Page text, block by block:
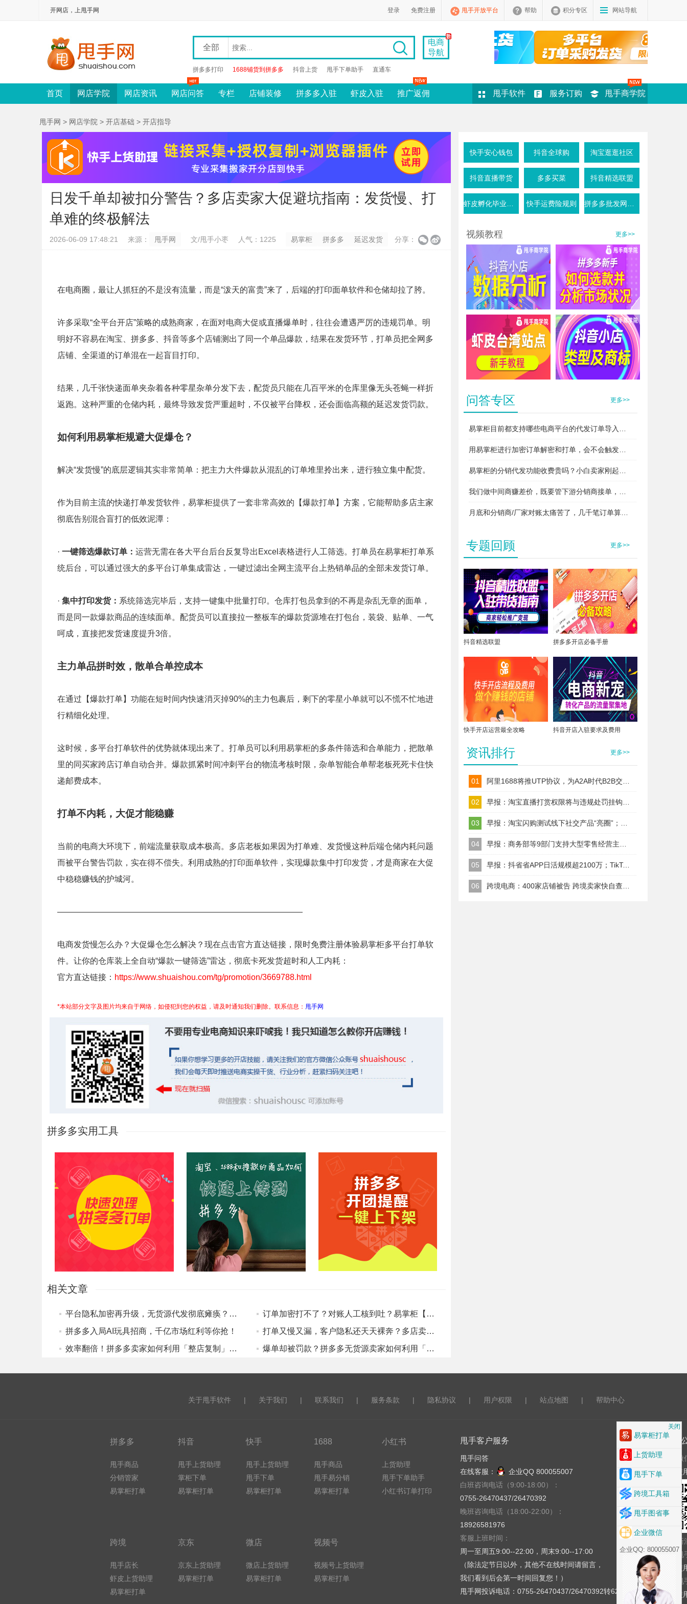
开网店，上甩手网 登录 免费注册 甩手开放平台 帮助 积分专区 网站导航
全部
拼多多打印 1688铺货到拼多多 抖音上货 甩手下单助手 直通车
电商
导航
首页 网店学院 网店资讯 网店问答 专栏 店铺装修 拼多多入驻 虾皮入驻 推广返佣 甩手软件 服务订购 甩手商学院
甩手网 > 网店学院 > 开店基础 > 开店指导
日发千单却被扣分警告？多店卖家大促避坑指南：发货慢、打
单难的终极解法
2026-06-09 17:48:21 来源： 甩手网 文/甩手小枣 人气：1225 易掌柜 拼多多 延迟发货 分享：
在电商圈，最让人抓狂的不是没有流量，而是“泼天的富贵”来了，后端的打印面单软件和仓储却拉了胯。
许多采取“全平台开店”策略的成熟商家，在面对电商大促或直播爆单时，往往会遭遇严厉的违规罚单。明
明好不容易在淘宝、拼多多、抖音等多个店铺测出了同一个单品爆款，结果在发货环节，打单员把全网多
店铺、全渠道的订单混在一起盲目打印。
结果，几千张快递面单夹杂着各种零星杂单分发下去，配货员只能在几百平米的仓库里像无头苍蝇一样折
返跑。这种严重的仓储内耗，最终导致发货严重超时，不仅被平台降权，还会面临高额的延迟发货罚款。
如何利用易掌柜规避大促爆仓？
解决“发货慢”的底层逻辑其实非常简单：把主力大件爆款从混乱的订单堆里拎出来，进行独立集中配货。
作为目前主流的快递打单发货软件，易掌柜提供了一套非常高效的【爆款打单】方案，它能帮助多店主家
彻底告别混合盲打的低效泥潭：
· 一键筛选爆款订单： 运营无需在各大平台后台反复导出Excel表格进行人工筛选。打单员在易掌柜打单系
统后台，可以通过强大的多平台订单集成雷达，一键过滤出全网主流平台上热销单品的全部未发货订单。
· 集中打印发货： 系统筛选完毕后，支持一键集中批量打印。仓库打包员拿到的不再是杂乱无章的面单，
而是同一款爆款商品的连续面单。配货员可以直接拉一整板车的爆款货源堆在打包台，装袋、贴单、一气
呵成，直接把发货速度提升3倍。
主力单品拼时效，散单合单控成本
在通过【爆款打单】功能在短时间内快速消灭掉90%的主力包裹后，剩下的零星小单就可以不慌不忙地进
行精细化处理。
这时候，多平台打单软件的优势就体现出来了。打单员可以利用易掌柜的多条件筛选和合单能力，把散单
里的同买家跨店订单自动合并。爆款抓紧时间冲刺平台的物流考核时限，杂单智能合单帮老板死死卡住快
递邮费成本。
打单不内耗，大促才能稳赚
当前的电商大环境下，前端流量获取成本极高。多店老板如果因为打单难、发货慢这种后端仓储内耗问题
而被平台警告罚款，实在得不偿失。利用成熟的打印面单软件，实现爆款集中打印发货，才是商家在大促
中稳稳赚钱的护城河。
——————————————————————————————
电商发货慢怎么办？大促爆仓怎么解决？现在点击官方直达链接，限时免费注册体验易掌柜多平台打单软
件。让你的仓库装上全自动“爆款一键筛选”雷达，彻底卡死发货超时和人工内耗：
官方直达链接： https://www.shuaishou.com/tg/promotion/3669788.html
*本站部分文字及图片均来自于网络，如侵犯到您的权益，请及时通知我们删除。联系信息： 甩手网
拼多多实用工具
相关文章
平台隐私加密再升级，无货源代发彻底瘫痪？看这位多店卖家如何用易掌柜打通“跨平台代发”闭环！
订单加密打不了？对账人工核到吐？易掌柜【分销代发】全流程解决方案干货拆解
拼多多入局AI玩具招商，千亿市场红利等你抢！
打单又慢又漏，客户隐私还天天裸奔？多店卖家如何用易掌柜实现“安全与提效”双保驾！
效率翻倍！拼多多卖家如何利用「整店复制」实现跨平台快速铺货？
爆单却被罚款？拼多多无货源卖家如何利用「库存同步」规避断货违规
快手安心钱包 抖音全球购 淘宝逛逛社区
抖音直播带货 多多买菜 抖音精选联盟
快手运费险规则
视频教程 更多>>
抖音小店数据分析 拼多多新手如何选款并分析市场状况
问答专区 更多>>
专题回顾 更多>>
抖音精选联盟 拼多多开店必备手册
快手开店运营最全攻略 抖音开店入驻要求及费用
资讯排行 更多>>
01
02
03
04
05 早报：抖省省APP日活规模超2100万；TikTok美区试水全托管代运营
06
关于甩手软件 | 关于我们 | 联系我们 | 服务条款 | 隐私协议 | 用户权限 | 站点地图 | 帮助中心
拼多多
甩手商品
分销管家
易掌柜打单
抖音
甩手上货助理
掌柜下单
易掌柜打单
快手
甩手上货助理
甩手下单
易掌柜打单
1688
甩手商品
甩手易分销
易掌柜打单
小红书
上货助理
甩手下单助手
小红书订单打印
跨境
甩手店长
虾皮上货助理
易掌柜打单
京东
京东上货助理
易掌柜打单
微店
微店上货助理
易掌柜打单
视频号
视频号上货助理
易掌柜打单
甩手客户服务
甩手问答
在线客服：
企业QQ 800055007
白班咨询电话（9:00-18:00）：
0755-26470437/26470392
晚班咨询电话（18:00-22:00）：
18926581976
客服上班时间：
周一至周五9:00--22:00，周末9:00--17:00
（除法定节日以外，其他不在线时间请留言，
我们看到后会第一时间回复您！）
甩手网投诉电话：0755-26470437/26470392转621
关注
甩
关闭
易掌柜打单
上货助理
甩手下单
跨境工具箱
甩手图省事
企业微信
企业QQ: 800055007